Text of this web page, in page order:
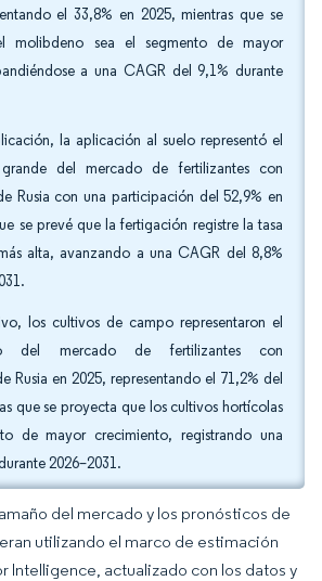
el 33,8% en 2025, mientras que se
molibdeno sea el segmento de mayor
a una CAGR del 9,1% durante
la aplicación al suelo representó el
del mercado de fertilizantes con
Rusia con una participación del 52,9% en
se prevé que la fertigación registre la tasa
alta, avanzando a una CAGR del 8,8%
los cultivos de campo representaron el
del mercado de fertilizantes con
Rusia en 2025, representando el 71,2% del
que se proyecta que los cultivos hortícolas
de mayor crecimiento, registrando una
2026–2031.
del mercado y los pronósticos de
utilizando el marco de estimación
Intelligence, actualizado con los datos y